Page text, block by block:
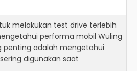
melakukan test drive terlebih
performa mobil Wuling
penting adalah mengetahui
digunakan saat